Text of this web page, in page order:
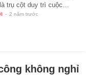
trụ cột duy trì cuộc…
- 2 năm trước
không nghỉ